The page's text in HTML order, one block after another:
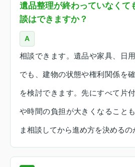
遺品整理が終わっていなくて
談はできますか？
A
相談できます。遺品や家具、日
でも、建物の状態や権利関係を
を検討できます。先にすべて片
や時間の負担が大きくなること
ま相談してから進め方を決めるの